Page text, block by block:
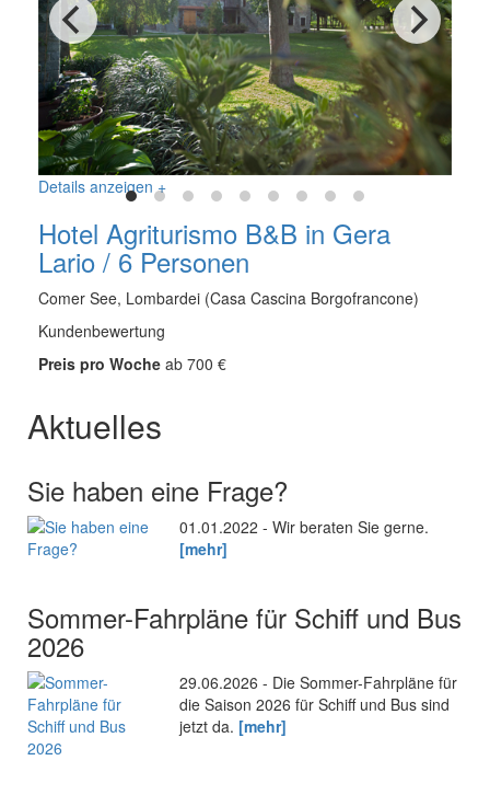
Details anzeigen +
Hotel Agriturismo B&B in Gera
Lario / 6 Personen
Comer See, Lombardei (Casa Cascina Borgofrancone)
Kundenbewertung
Preis pro Woche ab 700 €
Aktuelles
Sie haben eine Frage?
01.01.2022 - Wir beraten Sie gerne.
[mehr]
Sommer-Fahrpläne für Schiff und Bus
2026
29.06.2026 - Die Sommer-Fahrpläne für
die Saison 2026 für Schiff und Bus sind
jetzt da. [mehr]